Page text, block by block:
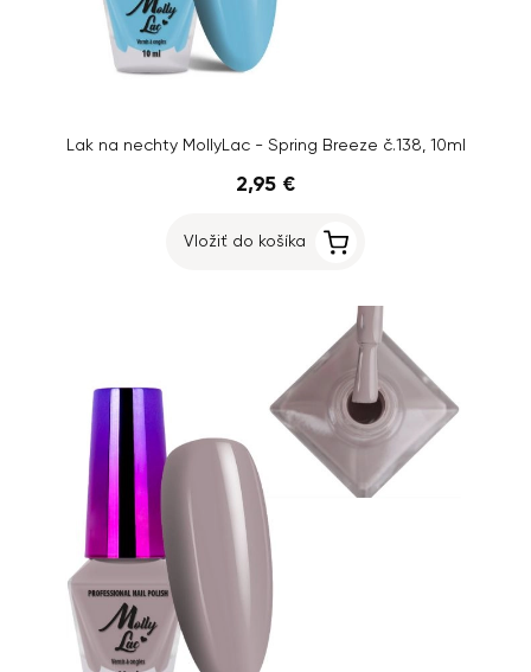
Lak na nechty MollyLac - Spring Breeze č.138, 10ml
2,95 €
Vložiť do košíka